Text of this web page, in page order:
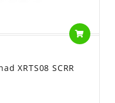
XRTS08 SCRR